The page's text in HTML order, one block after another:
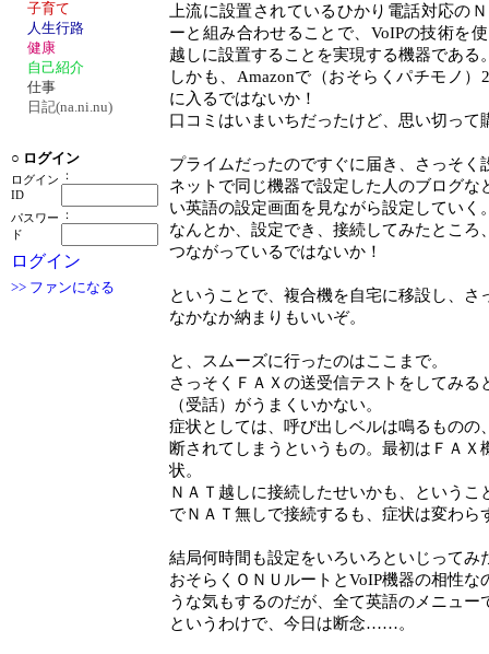
子育て
人生行路
健康
自己紹介
仕事
日記(na.ni.nu)
○ ログイン
ログイン
ID
：
パスワー
ド
：
ログイン
>> ファンになる
上流に設置されているひかり電話対応の
ーと組み合わせることで、VoIPの技術を
越しに設置することを実現する機器である
しかも、Amazonで（おそらくパチモノ）
に入るではないか！
口コミはいまいちだったけど、思い切って
プライムだったのですぐに届き、さっそく
ネットで同じ機器で設定した人のブログ
い英語の設定画面を見ながら設定していく
なんとか、設定でき、接続してみたとこ
つながっているではないか！
ということで、複合機を自宅に移設し、さ
なかなか納まりもいいぞ。
と、スムーズに行ったのはここまで。
さっそくＦＡＸの送受信テストをしてみ
（受話）がうまくいかない。
症状としては、呼び出しベルは鳴るもの
断されてしまうというもの。最初はＦＡ
状。
ＮＡＴ越しに接続したせいかも、という
でＮＡＴ無しで接続するも、症状は変わ
結局何時間も設定をいろいろといじってみ
おそらくＯＮＵルートとVoIP機器の相性
うな気もするのだが、全て英語のメニュ
というわけで、今日は断念……。